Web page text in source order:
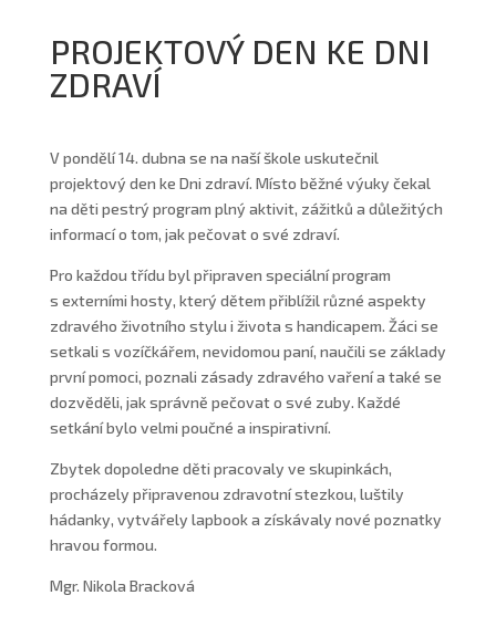
PROJEKTOVÝ DEN KE DNI
ZDRAVÍ
V pondělí 14. dubna se na naší škole uskutečnil
projektový den ke Dni zdraví. Místo běžné výuky čekal
na děti pestrý program plný aktivit, zážitků a důležitých
informací o tom, jak pečovat o své zdraví.
Pro každou třídu byl připraven speciální program
s externími hosty, který dětem přiblížil různé aspekty
zdravého životního stylu i života s handicapem. Žáci se
setkali s vozíčkářem, nevidomou paní, naučili se základy
první pomoci, poznali zásady zdravého vaření a také se
dozvěděli, jak správně pečovat o své zuby. Každé
setkání bylo velmi poučné a inspirativní.
Zbytek dopoledne děti pracovaly ve skupinkách,
procházely připravenou zdravotní stezkou, luštily
hádanky, vytvářely lapbook a získávaly nové poznatky
hravou formou.
Mgr. Nikola Bracková